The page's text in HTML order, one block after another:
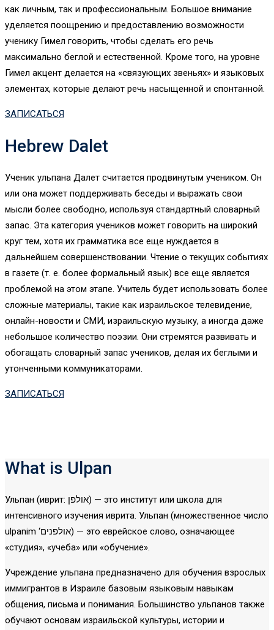
как личным, так и профессиональным. Большое внимание
уделяется поощрению и предоставлению возможности
ученику Гимел говорить, чтобы сделать его речь
максимально беглой и естественной. Кроме того, на уровне
Гимел акцент делается на «связующих звеньях» и языковых
элементах, которые делают речь насыщенной и спонтанной.
ЗАПИСАТЬСЯ
Hebrew Dalet
Ученик ульпана Далет считается продвинутым учеником. Он
или она может поддерживать беседы и выражать свои
мысли более свободно, используя стандартный словарный
запас. Эта категория учеников может говорить на широкий
круг тем, хотя их грамматика все еще нуждается в
дальнейшем совершенствовании. Чтение о текущих событиях
в газете (т. е. более формальный язык) все еще является
проблемой на этом этапе. Учитель будет использовать более
сложные материалы, такие как израильское телевидение,
онлайн-новости и СМИ, израильскую музыку, а иногда даже
небольшое количество поэзии. Они стремятся развивать и
обогащать словарный запас учеников, делая их беглыми и
утонченными коммуникаторами.
ЗАПИСАТЬСЯ
What is Ulpan
Ульпан (иврит: אולפן) — это институт или школа для
интенсивного изучения иврита. Ульпан (множественное число
ulpanim ‘אולפנים) — это еврейское слово, означающее
«студия», «учеба» или «обучение».
Учреждение ульпана предназначено для обучения взрослых
иммигрантов в Израиле базовым языковым навыкам
общения, письма и понимания. Большинство ульпанов также
обучают основам израильской культуры, истории и